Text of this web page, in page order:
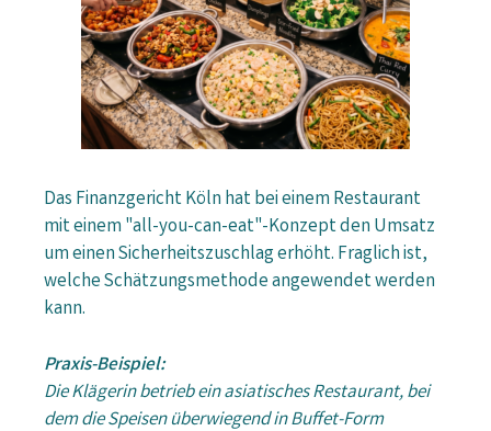
Das Finanzgericht Köln hat bei einem Restaurant
mit einem "all-you-can-eat"-Konzept den Umsatz
um einen Sicherheitszuschlag erhöht. Fraglich ist,
welche Schätzungsmethode angewendet werden
kann.
Praxis-Beispiel:
Die Klägerin betrieb ein asiatisches Restaurant, bei
dem die Speisen überwiegend in Buffet-Form